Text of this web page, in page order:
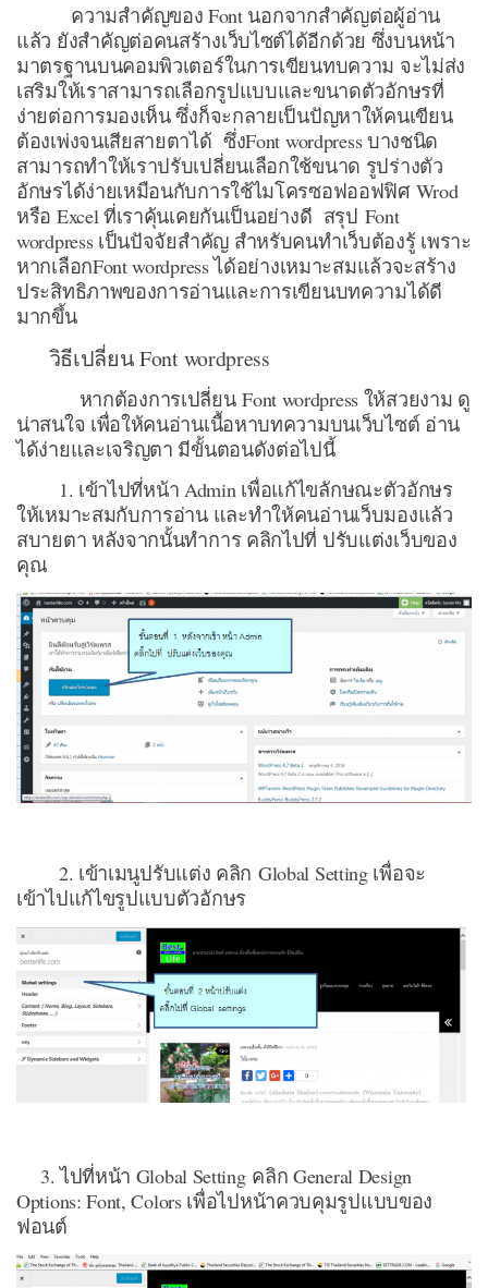
ความสำคัญของ Font นอกจากสำคัญต่อผู้อ่าน
แล้ว ยังสำคัญต่อคนสร้างเว็บไซต์ได้อีกด้วย ซึ่งบนหน้า
มาตรฐานบนคอมพิวเตอร์ในการเขียนทบความ จะไม่ส่ง
เสริมให้เราสามารถเลือกรูปแบบและขนาดตัวอักษรที่
ง่ายต่อการมองเห็น ซึ่งก็จะกลายเป็นปัญหาให้คนเขียน
ต้องเพ่งจนเสียสายตาได้ ซึ่งFont wordpress บางชนิด
สามารถทำให้เราปรับเปลี่ยนเลือกใช้ขนาด รูปร่างตัว
อักษรได้ง่ายเหมือนกับการใช้ไมโครซอฟออฟฟิศ Wrod
หรือ Excel ที่เราคุ้นเคยกันเป็นอย่างดี สรุป Font
wordpress เป็นปัจจัยสำคัญ สำหรับคนทำเว็บต้องรู้ เพราะ
หากเลือกFont wordpress ได้อย่างเหมาะสมแล้วจะสร้าง
ประสิทธิภาพของการอ่านและการเขียนบทความได้ดี
มากขึ้น
วิธีเปลี่ยน Font wordpress
หากต้องการเปลี่ยน Font wordpress ให้สวยงาม ดู
น่าสนใจ เพื่อให้คนอ่านเนื้อหาบทความบนเว็บไซต์ อ่าน
ได้ง่ายและเจริญตา มีขั้นตอนดังต่อไปนี้
1. เข้าไปที่หน้า Admin เพื่อแก้ไขลักษณะตัวอักษร
ให้เหมาะสมกับการอ่าน และทำให้คนอ่านเว็บมองแล้ว
สบายตา หลังจากนั้นทำการ คลิกไปที่ ปรับแต่งเว็บของ
คุณ
2. เข้าเมนูปรับแต่ง คลิก Global Setting เพื่อจะ
เข้าไปแก้ไขรูปแบบตัวอักษร
3. ไปที่หน้า Global Setting คลิก General Design
Options: Font, Colors เพื่อไปหน้าควบคุมรูปแบบของ
ฟอนต์